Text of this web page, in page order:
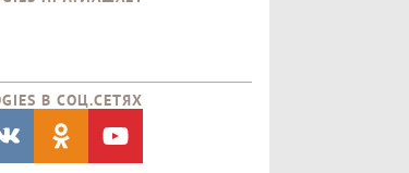
В CОЦ.СЕТЯХ